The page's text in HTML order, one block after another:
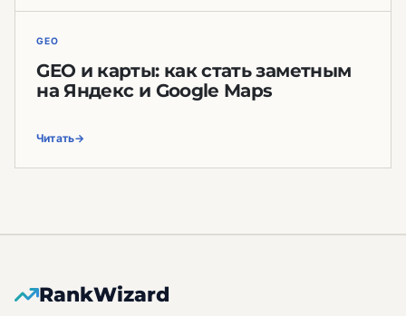
GEO
GEO и карты: как стать заметным
на Яндекс и Google Maps
Читать
RankWizard